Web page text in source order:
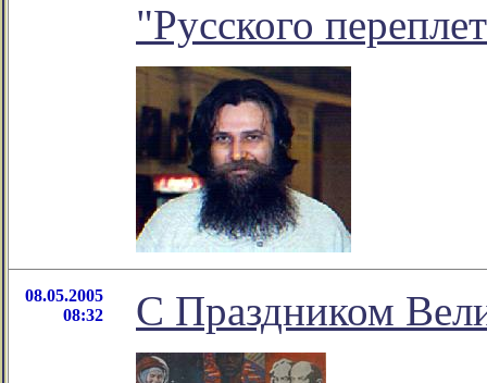
"Русского
08.05.2005
08:32
С Праздником